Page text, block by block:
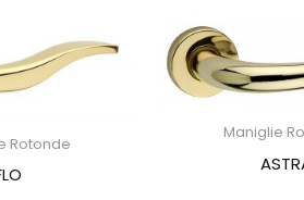
Rotonde
Maniglie